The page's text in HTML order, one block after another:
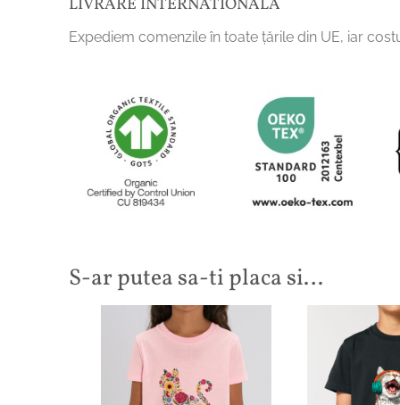
LIVRARE INTERNATIONALA
Expediem comenzile în toate țările din UE, iar
S-ar putea sa-ti placa si…